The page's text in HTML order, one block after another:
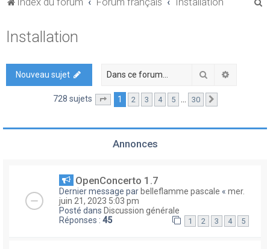
Installation
Nouveau sujet Rechercher
728 sujets Page sur30
1 2 3 4 5 … 30
Annonces
OpenConcerto 1.7
Dernier message par belleflamme pascale « mer.
juin 21, 2023 5:03 pm
Posté dans Discussion générale
Réponses : 45 1 2 3 4 5